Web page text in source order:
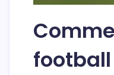
football